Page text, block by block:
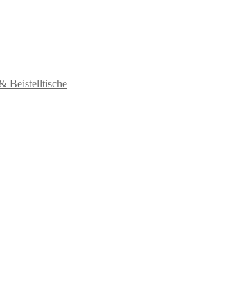
Beistelltische